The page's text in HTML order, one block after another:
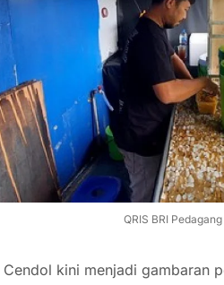
QRIS BRI
Cendol kini menjadi gambaran